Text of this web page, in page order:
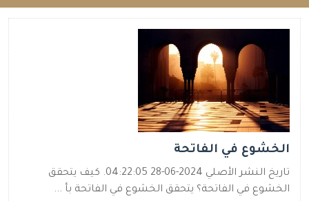
الخشوع في الفاتحة
تاريخ النشر الأصلي 2024-06-28 04:22:05. كيف يتحقق
الخشوع في الفاتحة؟ يتحقق الخشوع في الفاتحة بأ ...